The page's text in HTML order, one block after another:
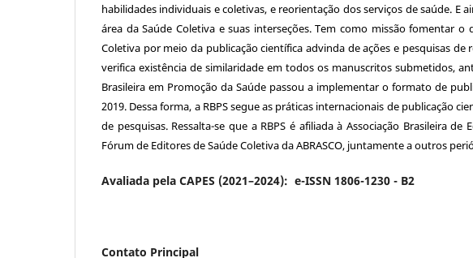
habilidades individuais e coletivas, e reorientação dos serviços de saúde. E
área da Saúde Coletiva e suas interseções. Tem como missão fomentar
Coletiva por meio da publicação científica advinda de ações e pesquisas de
verifica existência de similaridade em todos os manuscritos submetidos,
Brasileira em Promoção da Saúde passou a implementar o formato de
2019. Dessa forma, a RBPS segue as práticas internacionais de publicação
de pesquisas. Ressalta-se que a RBPS é afiliada à Associação Brasileira
Fórum de Editores de Saúde Coletiva da ABRASCO, juntamente a outros
Avaliada pela CAPES (2021–2024): e-ISSN 1806-1230 - B2
Contato Principal